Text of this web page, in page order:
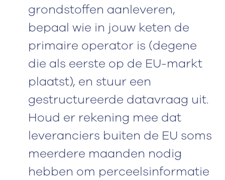
grondstoffen aanleveren,
bepaal wie in jouw keten de
primaire operator is (degene
die als eerste op de EU-markt
plaatst), en stuur een
gestructureerde datavraag uit.
Houd er rekening mee dat
leveranciers buiten de EU soms
meerdere maanden nodig
hebben om perceelsinformatie